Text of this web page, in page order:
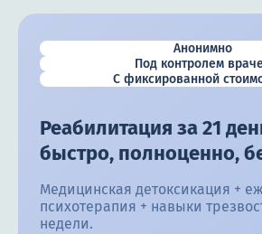
Анонимно
Под контролем
С фиксированной
Реабилитация за 21
быстро, полноценно,
Медицинская детоксикация +
психотерапия + навыки
недели.